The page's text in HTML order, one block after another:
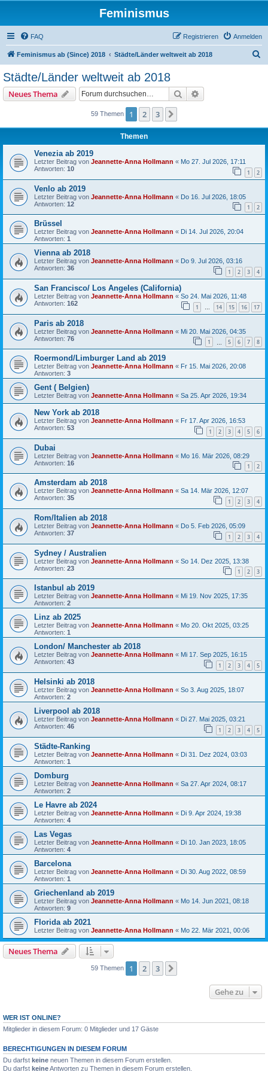
Feminismus
FAQ Anmelden
Registrieren
Feminismus ab (Since) 2018 Städte/Länder weltweit ab 2018
Städte/Länder weltweit ab 2018
Neues Thema Suche
59 Themen 1 2 3
Themen
Venezia ab 2019
Letzter Beitrag von Jeannette-Anna Hollmann « Mo 27. Jul 2026, 17:11
Antworten: 10 1 2
Venlo ab 2019
Letzter Beitrag von Jeannette-Anna Hollmann « Do 16. Jul 2026, 18:05
Antworten: 12 1 2
Brüssel
Letzter Beitrag von Jeannette-Anna Hollmann « Di 14. Jul 2026, 20:04
Antworten: 1
Vienna ab 2018
Letzter Beitrag von Jeannette-Anna Hollmann « Do 9. Jul 2026, 03:16
Antworten: 36 1 2 3 4
San Francisco/ Los Angeles (California)
Letzter Beitrag von Jeannette-Anna Hollmann « So 24. Mai 2026, 11:48
Antworten: 162 1 … 14 15 16 17
Paris ab 2018
Letzter Beitrag von Jeannette-Anna Hollmann « Mi 20. Mai 2026, 04:35
Antworten: 76 1 5 6 7 8
Roermond/Limburger Land ab 2019
Letzter Beitrag von Jeannette-Anna Hollmann « Fr 15. Mai 2026, 20:08
Antworten: 3
Gent ( Belgien)
Letzter Beitrag von Jeannette-Anna Hollmann « Sa 25. Apr 2026, 19:34
New York ab 2018
Letzter Beitrag von Jeannette-Anna Hollmann « Fr 17. Apr 2026, 16:53
Antworten: 53 1 2 3 4 5 6
Dubai
Letzter Beitrag von Jeannette-Anna Hollmann « Mo 16. Mär 2026, 08:29
Antworten: 16 1 2
Amsterdam ab 2018
Letzter Beitrag von Jeannette-Anna Hollmann « Sa 14. Mär 2026, 12:07
Antworten: 35 1 2 3 4
Rom/Italien ab 2018
Letzter Beitrag von Jeannette-Anna Hollmann « Do 5. Feb 2026, 05:09
Antworten: 37 1 2 3 4
Sydney / Australien
Letzter Beitrag von Jeannette-Anna Hollmann « So 14. Dez 2025, 13:38
Antworten: 23 1 2 3
Istanbul ab 2019
Letzter Beitrag von Jeannette-Anna Hollmann « Mi 19. Nov 2025, 17:35
Antworten: 2
Linz ab 2025
Letzter Beitrag von Jeannette-Anna Hollmann « Mo 20. Okt 2025, 03:25
Antworten: 1
London/ Manchester ab 2018
Letzter Beitrag von Jeannette-Anna Hollmann « Mi 17. Sep 2025, 16:15
Antworten: 43 1 2 3 4 5
Helsinki ab 2018
Letzter Beitrag von Jeannette-Anna Hollmann « So 3. Aug 2025, 18:07
Antworten: 2
Liverpool ab 2018
Letzter Beitrag von Jeannette-Anna Hollmann « Di 27. Mai 2025, 03:21
Antworten: 46 1 2 3 4 5
Städte-Ranking
Letzter Beitrag von Jeannette-Anna Hollmann « Di 31. Dez 2024, 03:03
Antworten: 1
Domburg
Letzter Beitrag von Jeannette-Anna Hollmann « Sa 27. Apr 2024, 08:17
Antworten: 2
Le Havre ab 2024
Letzter Beitrag von Jeannette-Anna Hollmann « Di 9. Apr 2024, 19:38
Antworten: 4
Las Vegas
Letzter Beitrag von Jeannette-Anna Hollmann « Di 10. Jan 2023, 18:05
Antworten: 4
Barcelona
Letzter Beitrag von Jeannette-Anna Hollmann « Di 30. Aug 2022, 08:59
Antworten: 1
Griechenland ab 2019
Letzter Beitrag von Jeannette-Anna Hollmann « Mo 14. Jun 2021, 08:18
Antworten: 9
Florida ab 2021
Letzter Beitrag von Jeannette-Anna Hollmann « Mo 22. Mär 2021, 00:06
Neues Thema
59 Themen 1 2 3
Gehe zu
WER IST ONLINE?
Mitglieder in diesem Forum: 0 Mitglieder und 17 Gäste
BERECHTIGUNGEN IN DIESEM FORUM
Du darfst keine neuen Themen in diesem Forum erstellen.
Du darfst keineAntworten zu Themen in diesem Forum erstellen.